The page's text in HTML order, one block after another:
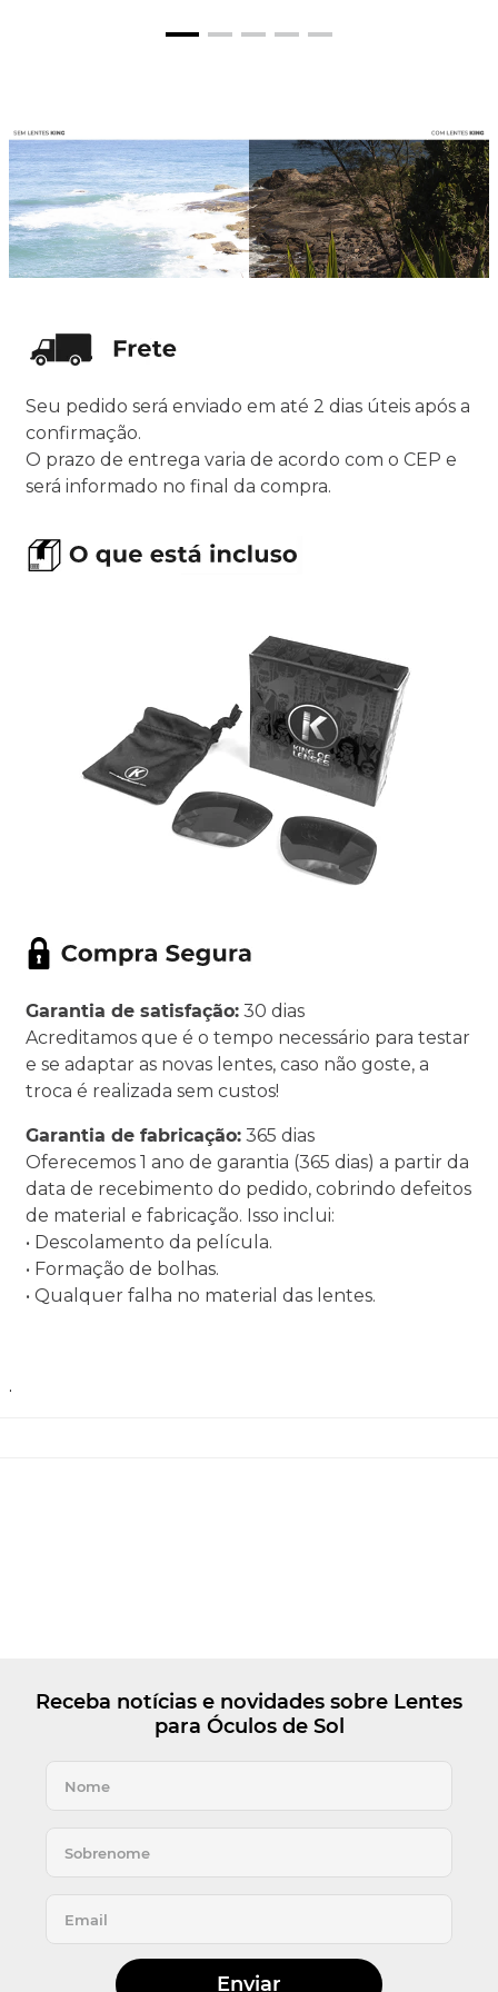
Seu pedido será enviado em até 2 dias úteis após a
confirmação.
O prazo de entrega varia de acordo com o CEP e
será informado no final da compra.
Garantia de satisfação: 30 dias
Acreditamos que é o tempo necessário para testar
e se adaptar as novas lentes, caso não goste, a
troca é realizada sem custos!
Garantia de fabricação: 365 dias
Oferecemos 1 ano de garantia (365 dias) a partir da
data de recebimento do pedido, cobrindo defeitos
de material e fabricação. Isso inclui:
• Descolamento da película.
• Formação de bolhas.
• Qualquer falha no material das lentes.
.
Receba notícias e novidades sobre Lentes
para Óculos de Sol
Enviar